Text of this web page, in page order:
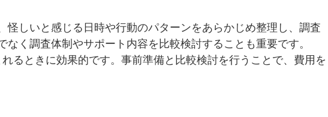
しいと感じる日時や行動のパターンをあらかじめ整理し、調査
く調査体制やサポート内容を比較検討することも重要です。
るときに効果的です。事前準備と比較検討を行うことで、費用を